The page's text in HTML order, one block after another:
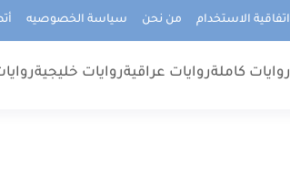
اتفاقية الاستخدام من نحن سياسة الخصوصيه
روايات كاملةروايات عراقيةروايات خليجية